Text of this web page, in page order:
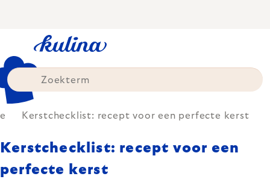
Kerstchecklist: recept voor een perfecte kerst
Kerstchecklist: recept voor een
perfecte kerst